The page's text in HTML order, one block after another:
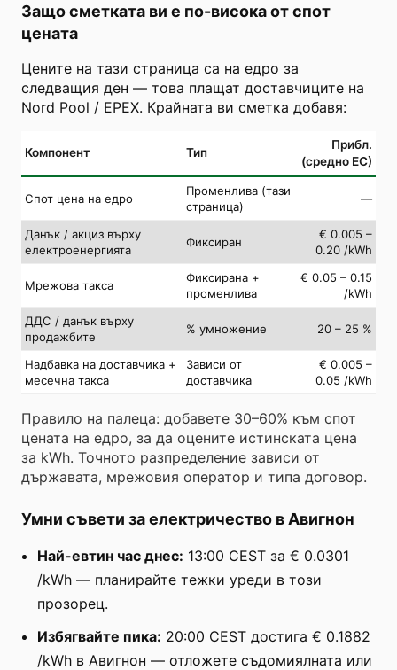
Защо сметката ви е по-висока от спот
цената
Цените на тази страница са на едро за
следващия ден — това плащат доставчиците на
Nord Pool / EPEX. Крайната ви сметка добавя:
Компонент Тип
Прибл.
(средно ЕС)
Спот цена на едро
Променлива (тази
страница)
—
Данък / акциз върху
електроенергията
Фиксиран
€ 0.005 –
0.20 /kWh
Мрежова такса
Фиксирана +
променлива
€ 0.05 – 0.15
/kWh
ДДС / данък върху
продажбите
% умножение 20 – 25 %
Надбавка на доставчика +
месечна такса
Зависи от
доставчика
€ 0.005 –
0.05 /kWh
Правило на палеца: добавете 30–60% към спот
цената на едро, за да оцените истинската цена
за kWh. Точното разпределение зависи от
държавата, мрежовия оператор и типа договор.
Умни съвети за електричество в Авигнон
Най-евтин час днес: 13:00 CEST за € 0.0301
/kWh — планирайте тежки уреди в този
прозорец.
Избягвайте пика: 20:00 CEST достига € 0.1882
/kWh в Авигнон — отложете съдомиялната или